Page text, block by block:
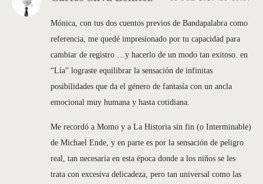
Mónica, con tus dos cuentos previos de Bandapalabra como
referencia, me quedé impresionado por tu capacidad para
cambiar de registro …y hacerlo de un modo tan exitoso. en
“Lía” lograste equilibrar la sensación de infinitas
posibilidades que da el género de fantasía con un ancla
emocional muy humana y hasta cotidiana.
Me recordó a Momo y a La Historia sin fin (o Interminable)
de Michael Ende, y en parte es por la sensación de peligro
real, tan necesaria en esta época donde a los niños se les
trata con excesiva delicadeza, pero tan universal como las